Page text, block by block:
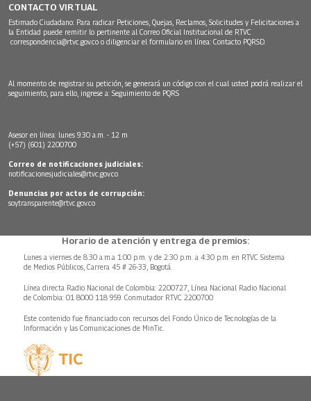
CONTACTO VIRTUAL
Estimado Ciudadano: Para radicar Peticiones, Quejas, Reclamos, Solicitudes y Felicitaciones a
la Entidad puede remitir lo pertinente al Correo Oficial Institucional de RTVC
correspondencia@rtvc.gov.co o diligenciar el formulario en línea: Contacto PQRSD.
Al momento de registrar su petición, se generará un código con el cual usted podrá realizar el
seguimiento, para ello, ingrese a: Seguimiento de PQRS
Asesor en línea: lunes 9:30 a.m. - 12 m
(+57) (601) 2200700
Correo de notificaciones judiciales:
notificacionesjudiciales@rtvc.gov.co
Denuncias por actos de corrupción:
soytransparente@rtvc.gov.co
Horario de atención y entrega de premios:
Lunes a viernes de 8:30 a.m.a 1:00 p.m. y de 2:30 p.m. a 4:30 p.m. en RTVC Sistema
de Medios Públicos, Carrera 45 # 26-33, Bogotá.
Línea directa Radio Nacional de Colombia: 2200727, Línea Nacional Radio Nacional
de Colombia: 01 8000 118 959. Conmutador RTVC 2200700
Este contenido fue financiado con recursos del Fondo Único de Tecnologías de la
Información y las Comunicaciones de MinTic.